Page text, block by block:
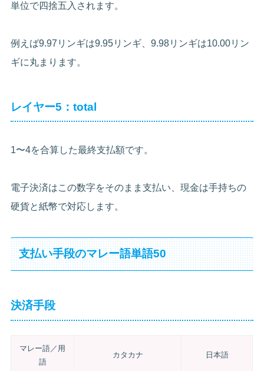
単位で四捨五入されます。
例えば9.97リンギは9.95リンギ、9.98リンギは10.00リン
ギに丸まります。
レイヤー5：total
1〜4を合算した最終支払額です。
電子決済はこの数字をそのまま支払い、現金は手持ちの
硬貨と紙幣で対応します。
支払い手段のマレー語単語50
決済手段
マレー語／用
語
カタカナ 日本語